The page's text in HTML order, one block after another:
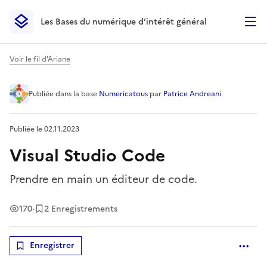
Les Bases du numérique d’intérêt général- Retour à la
Les Bases du numérique d’intérêt général
Voir le fil d'Ariane
Visual Studio Code
Publiéedans la base Numericatous par Patrice Andreani
Publiée le02.11.2023
Visual Studio Code
Prendre en main un éditeur de code.
170Vues
· 2 Enregistrements
Enregistrer